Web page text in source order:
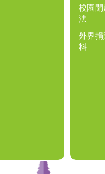
校園
法
外界捐
料